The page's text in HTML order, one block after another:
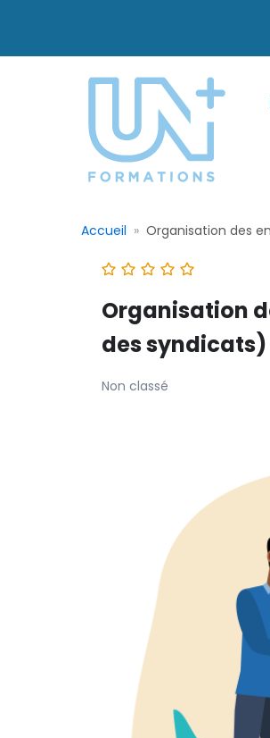
Accueil Organisation des
Organisation
des syndicats)
Non classé